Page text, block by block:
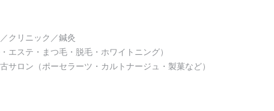
クリニック／鍼灸
エステ・まつ毛・脱毛・ホワイトニング）
サロン（ポーセラーツ・カルトナージュ・製菓など）